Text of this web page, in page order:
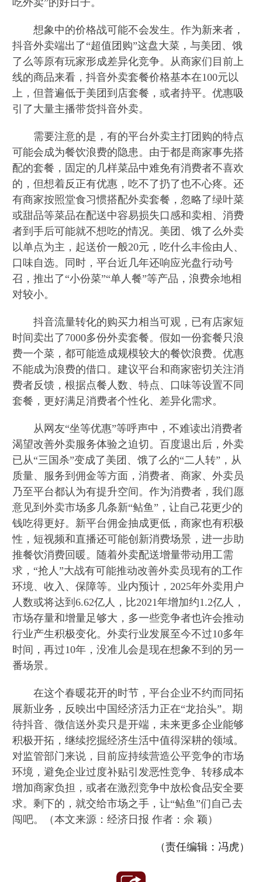
想象中的价格战可能不会发生。作为新来者，
抖音外卖端出了“超值团购”这盘大菜，与美团、饿
了么等原有玩家形成差异化竞争。从商家们目前上
线的商品来看，抖音外卖套餐价格基本在100元以
上，但普遍低于美团到店套餐，或者持平。优惠吸
引了大量主播带货抖音外卖。
需要注意的是，有的平台外卖主打团购的特点
可能会成为餐饮浪费的隐患。由于都是商家事先搭
配的套餐，固定的几样菜品中难免有消费者不喜欢
的，但想着反正有优惠，吃不了扔了也不心疼。还
有商家按照堂食习惯搭配外卖套餐，忽略了绿叶菜
或甜品等菜品在配送中容易损失口感和卖相、消费
者到手后可能就不想吃的情况。美团、饿了么外卖
以单点为主，起送价一般20元，吃什么丰俭由人、
口味自选。同时，平台近几年还响应光盘行动号
召，推出了“小份菜”“单人餐”等产品，浪费余地相
对较小。
抖音流量转化的购买力相当可观，已有店家短
时间卖出了7000多份外卖套餐。假如一份套餐只浪
费一个菜，都可能造成规模较大的餐饮浪费。优惠
不能成为浪费的借口。建议平台和商家密切关注消
费者反馈，根据点餐人数、特点、口味等设置不同
套餐，更好满足消费者个性化、差异化需求。
从网友“坐等优惠”等呼声中，不难读出消费者
渴望改善外卖服务体验之迫切。百度退出后，外卖
已从“三国杀”变成了美团、饿了么的“二人转”，从
质量、服务到佣金等方面，消费者、商家、外卖员
乃至平台都认为有提升空间。作为消费者，我们愿
意见到外卖市场多几条新“鲇鱼”，让自己花更少的
钱吃得更好。新平台佣金抽成更低，商家也有积极
性，短视频和直播还可能创新消费场景，进一步助
推餐饮消费回暖。随着外卖配送增量带动用工需
求，“抢人”大战有可能推动改善外卖员现有的工作
环境、收入、保障等。业内预计，2025年外卖用户
人数或将达到6.62亿人，比2021年增加约1.2亿人，
市场存量和增量足够大，多一些竞争者也许会推动
行业产生积极变化。外卖行业发展至今不过10多年
时间，再过10年，没准儿会是现在想象不到的另一
番场景。
在这个春暖花开的时节，平台企业不约而同拓
展新业务，反映出中国经济活力正在“龙抬头”。期
待抖音、微信送外卖只是开端，未来更多企业能够
积极开拓，继续挖掘经济生活中值得深耕的领域。
对监管部门来说，目前应持续营造公平竞争的市场
环境，避免企业过度补贴引发恶性竞争、转移成本
增加商家负担，或者在激烈竞争中放松食品安全要
求。剩下的，就交给市场之手，让“鲇鱼”们自己去
闯吧。（本文来源：经济日报 作者：佘 颖）
（责任编辑：冯虎）